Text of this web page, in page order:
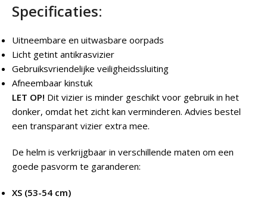
Specificaties:
Uitneembare en uitwasbare oorpads
Licht getint antikrasvizier
Gebruiksvriendelijke veiligheidssluiting
Afneembaar kinstuk
LET OP! Dit vizier is minder geschikt voor gebruik in het
donker, omdat het zicht kan verminderen. Advies bestel
een transparant vizier extra mee.
De helm is verkrijgbaar in verschillende maten om een
goede pasvorm te garanderen:
XS (53-54 cm)